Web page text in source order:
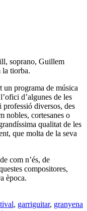
soprano, Guillem
la tiorba.
un programa de música
d’algunes de les
professió diversos, des
nobles, cortesanes o
qualitat de les
que molta de la seva
com n’és, de
compositores,
època.
, garriguitar, granyena